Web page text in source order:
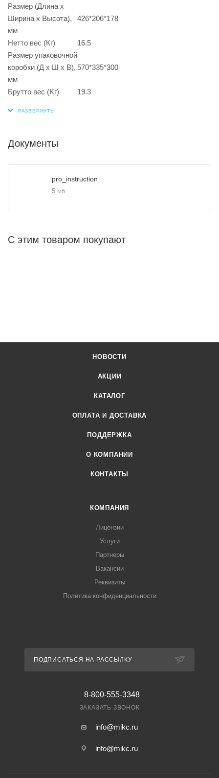
Размер (Длина x
Ширина x Высота),
мм
426*206*178
Нетто вес (Кг)
16.5
Размер упаковочной
коробки (Д x Ш x В),
мм
570*335*300
Брутто вес (Kг) 19.3
Документы
pro_instruction
5 мб
С этим товаром покупают
НОВОСТИ
АКЦИИ
КАТАЛОГ
ОПЛАТА И ДОСТАВКА
ПОДДЕРЖКА
О КОМПАНИИ
КОНТАКТЫ
КОМПАНИЯ
Лицензии
Услуги
Партнеры
Вакансии
Реквизиты
Политика конфиденциальности
ПОДПИСАТЬСЯ НА РАССЫЛКУ
8-800-555-3348
ЗАКАЗАТЬ ЗВОНОК
info@mikc.ru
info@mikc.ru